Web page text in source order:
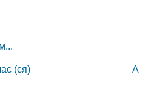
руки!
справилас (ся) А